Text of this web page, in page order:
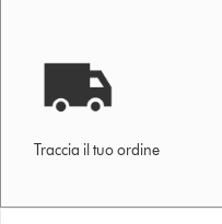
Traccia il tuo ordine